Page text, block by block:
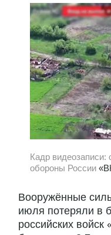
Кадр видеозаписи:
обороны России
Вооружённые
июля потеряли в
российских